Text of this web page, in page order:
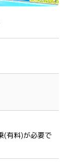
(有料)が必要で